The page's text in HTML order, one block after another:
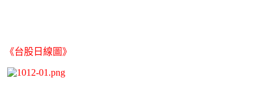
《台股日線圖》